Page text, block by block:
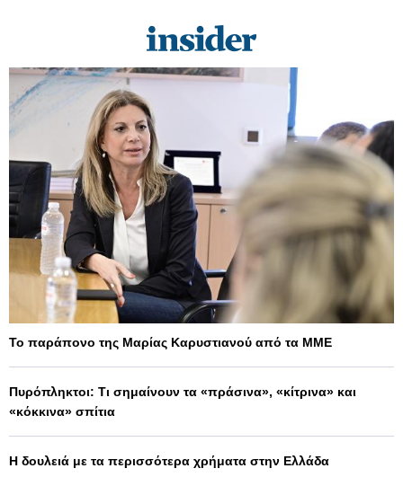
Το παράπονο της Μαρίας Καρυστιανού από τα ΜΜΕ
Πυρόπληκτοι: Τι σημαίνουν τα «πράσινα», «κίτρινα» και
«κόκκινα» σπίτια
Η δουλειά με τα περισσότερα χρήματα στην Ελλάδα